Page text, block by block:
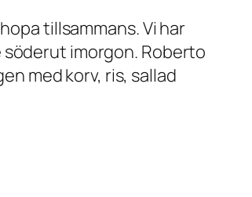
tillsammans. Vi har
söderut imorgon. Roberto
med korv, ris, sallad